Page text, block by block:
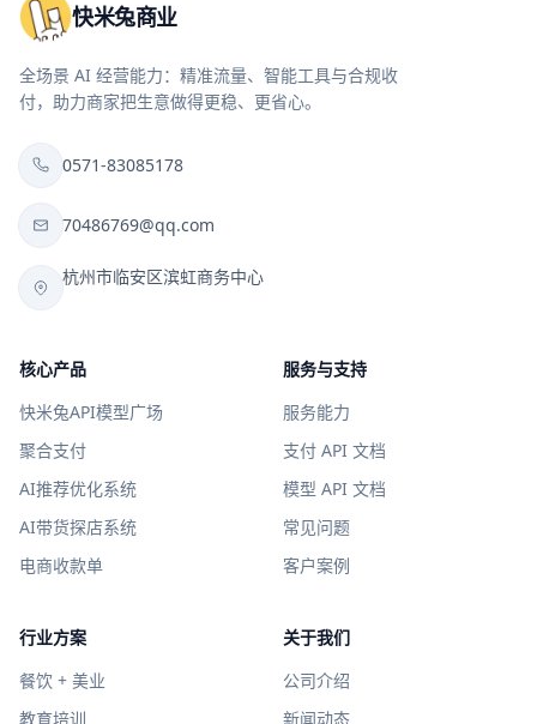
快米兔商业
全场景 AI 经营能力：精准流量、智能工具与合规收
付，助力商家把生意做得更稳、更省心。
0571-83085178
70486769@qq.com
杭州市临安区滨虹商务中心
核心产品
快米兔API模型广场
聚合支付
AI推荐优化系统
AI带货探店系统
电商收款单
服务与支持
服务能力
支付 API 文档
模型 API 文档
常见问题
客户案例
行业方案
餐饮 + 美业
教育培训
关于我们
公司介绍
新闻动态